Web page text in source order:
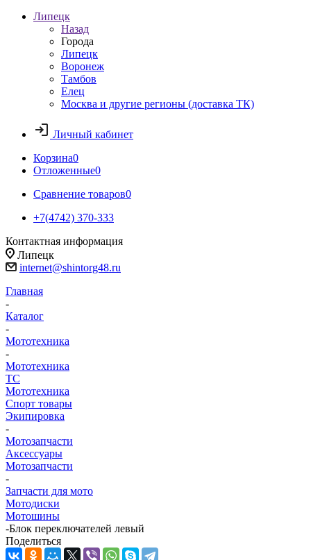
Липецк
Назад
Города
Липецк
Воронеж
Тамбов
Елец
Москва и другие регионы (доставка ТК)
Личный кабинет
Корзина0
Отложенные0
Сравнение товаров0
+7(4742) 370-333
Контактная информация
Липецк
internet@shintorg48.ru
Главная
-
Каталог
-
Мототехника
-
Мототехника
ТС
Мототехника
Спорт товары
Экипировка
-
Мотозапчасти
Аксессуары
Мотозапчасти
-
Запчасти для мото
Мотодиски
Мотошины
-Блок переключателей левый
Поделиться